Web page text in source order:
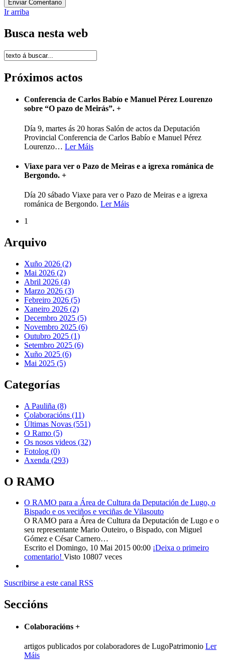
Ir arriba
Busca nesta web
Próximos actos
Conferencia de Carlos Babío e Manuel Pérez Lourenzo
sobre “O pazo de Meirás”. +
Día 9, martes ás 20 horas Salón de actos da Deputación
Provincial Conferencia de Carlos Babío e Manuel Pérez
Lourenzo… Ler Máis
Viaxe para ver o Pazo de Meiras e a igrexa románica de
Bergondo. +
Día 20 sábado Viaxe para ver o Pazo de Meiras e a igrexa
románica de Bergondo. Ler Máis
1
Arquivo
Xuño 2026 (2)
Mai 2026 (2)
Abril 2026 (4)
Marzo 2026 (3)
Febreiro 2026 (5)
Xaneiro 2026 (2)
Decembro 2025 (5)
Novembro 2025 (6)
Outubro 2025 (1)
Setembro 2025 (6)
Xuño 2025 (6)
Mai 2025 (5)
Categorías
A Pauliña (8)
Colaboracións (11)
Últimas Novas (551)
O Ramo (5)
Os nosos videos (32)
Fotolog (0)
Axenda (293)
O RAMO
O RAMO para a Área de Cultura da Deputación de Lugo, o
Bispado e os veciños e veciñas de Vilasouto
O RAMO para a Área de Cultura da Deputación de Lugo e o
seu representante Mario Outeiro, o Bispado, con Miguel
Gómez e César Carnero…
Escrito el Domingo, 10 Mai 2015 00:00 ¡Deixa o primeiro
comentario! Visto 10807 veces
Suscribirse a este canal RSS
Seccións
Colaboracións +
artigos publicados por colaboradores de LugoPatrimonio Ler
Máis